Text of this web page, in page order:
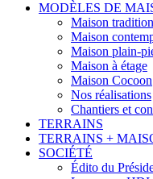
MODÈLES DE
Maison
Maison
Maison plain-
Maison à étage
Maison Cocoon
Nos réalisations
Chantiers et
TERRAINS
TERRAINS +
SOCIÉTÉ
Édito du